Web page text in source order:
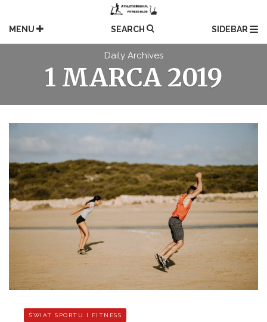
content
MENU SEARCH SIDEBAR
Daily Archives
1 MARCA 2019
ŚWIAT SPORTU I FITNESS